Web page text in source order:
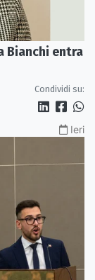
Bianchi entra
Condividi su:
Ieri